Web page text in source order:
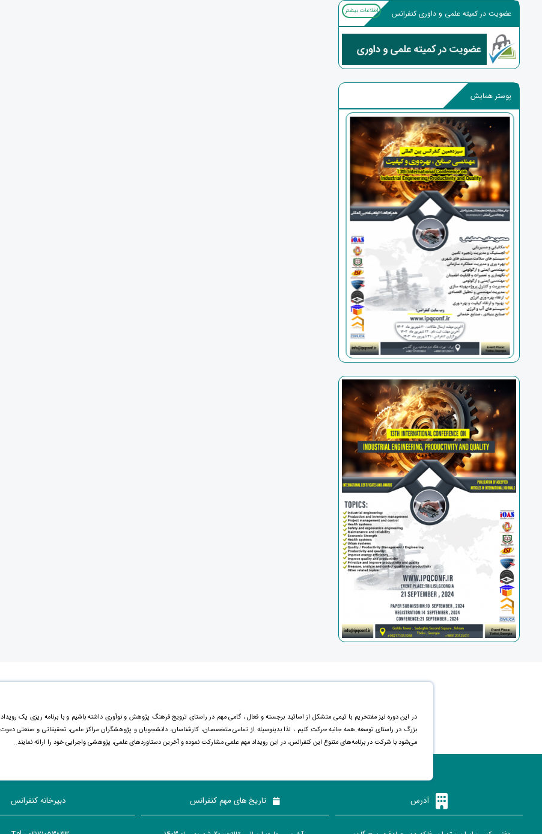
عضویت در کمیته علمی و داوری کنفرانس اطلاعات بیشتر
پوستر همایش
در این دوره نیز مفتخریم با تیمی متشکل از اساتید برجسته و فعال ، گامی مهم در راستای ترویج فرهنگ پژوهش و نوآوری داشته باشیم و با برنامه ریزی یک رویداد
بزرگ در راستای توسعه همه جانبه حرکت کنیم ، لذا بدینوسیله از تمامی متخصصان، کارشناسان، دانشجویان و پژوهشگران مراکز علمی، تحقیقاتی و صنعتی دعوت
می‌شود با شرکت در برنامه‌های متنوع این کنفرانس، در این رویداد مهم علمی مشارکت نموده و آخرین دستاورد‌های علمی، پژوهشی واجرایی خود را ارائه نمایند..
آدرس تاریخ های مهم کنفرانس دبیرخانه کنفرانس